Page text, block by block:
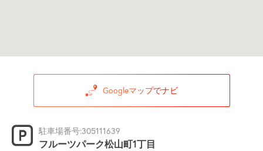
Googleマップでナビ
駐車場番号:305111639
フルーツパーク松山町1丁目